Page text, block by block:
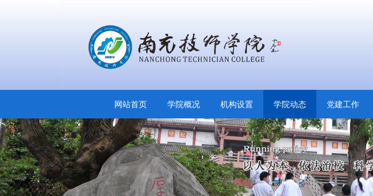
网站首页 学院概况 机构设置 学院动态 党建工作